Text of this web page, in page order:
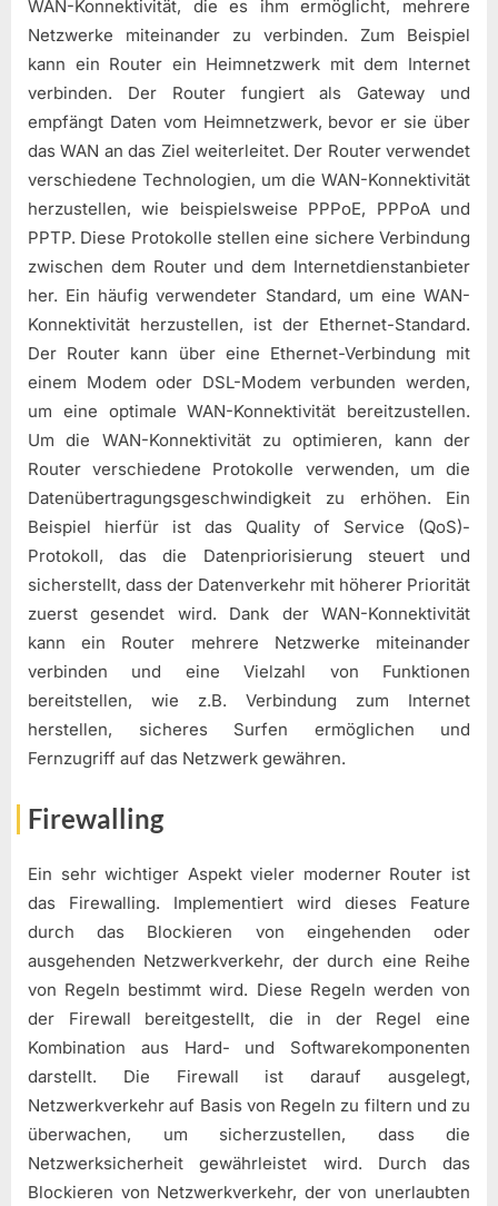
WAN-Konnektivität, die es ihm ermöglicht, mehrere
Netzwerke miteinander zu verbinden. Zum Beispiel
kann ein Router ein Heimnetzwerk mit dem Internet
verbinden. Der Router fungiert als Gateway und
empfängt Daten vom Heimnetzwerk, bevor er sie über
das WAN an das Ziel weiterleitet. Der Router verwendet
verschiedene Technologien, um die WAN-Konnektivität
herzustellen, wie beispielsweise PPPoE, PPPoA und
PPTP. Diese Protokolle stellen eine sichere Verbindung
zwischen dem Router und dem Internetdienstanbieter
her. Ein häufig verwendeter Standard, um eine WAN-
Konnektivität herzustellen, ist der Ethernet-Standard.
Der Router kann über eine Ethernet-Verbindung mit
einem Modem oder DSL-Modem verbunden werden,
um eine optimale WAN-Konnektivität bereitzustellen.
Um die WAN-Konnektivität zu optimieren, kann der
Router verschiedene Protokolle verwenden, um die
Datenübertragungsgeschwindigkeit zu erhöhen. Ein
Beispiel hierfür ist das Quality of Service (QoS)-
Protokoll, das die Datenpriorisierung steuert und
sicherstellt, dass der Datenverkehr mit höherer Priorität
zuerst gesendet wird. Dank der WAN-Konnektivität
kann ein Router mehrere Netzwerke miteinander
verbinden und eine Vielzahl von Funktionen
bereitstellen, wie z.B. Verbindung zum Internet
herstellen, sicheres Surfen ermöglichen und
Fernzugriff auf das Netzwerk gewähren.
Firewalling
Ein sehr wichtiger Aspekt vieler moderner Router ist
das Firewalling. Implementiert wird dieses Feature
durch das Blockieren von eingehenden oder
ausgehenden Netzwerkverkehr, der durch eine Reihe
von Regeln bestimmt wird. Diese Regeln werden von
der Firewall bereitgestellt, die in der Regel eine
Kombination aus Hard- und Softwarekomponenten
darstellt. Die Firewall ist darauf ausgelegt,
Netzwerkverkehr auf Basis von Regeln zu filtern und zu
überwachen, um sicherzustellen, dass die
Netzwerksicherheit gewährleistet wird. Durch das
Blockieren von Netzwerkverkehr, der von unerlaubten